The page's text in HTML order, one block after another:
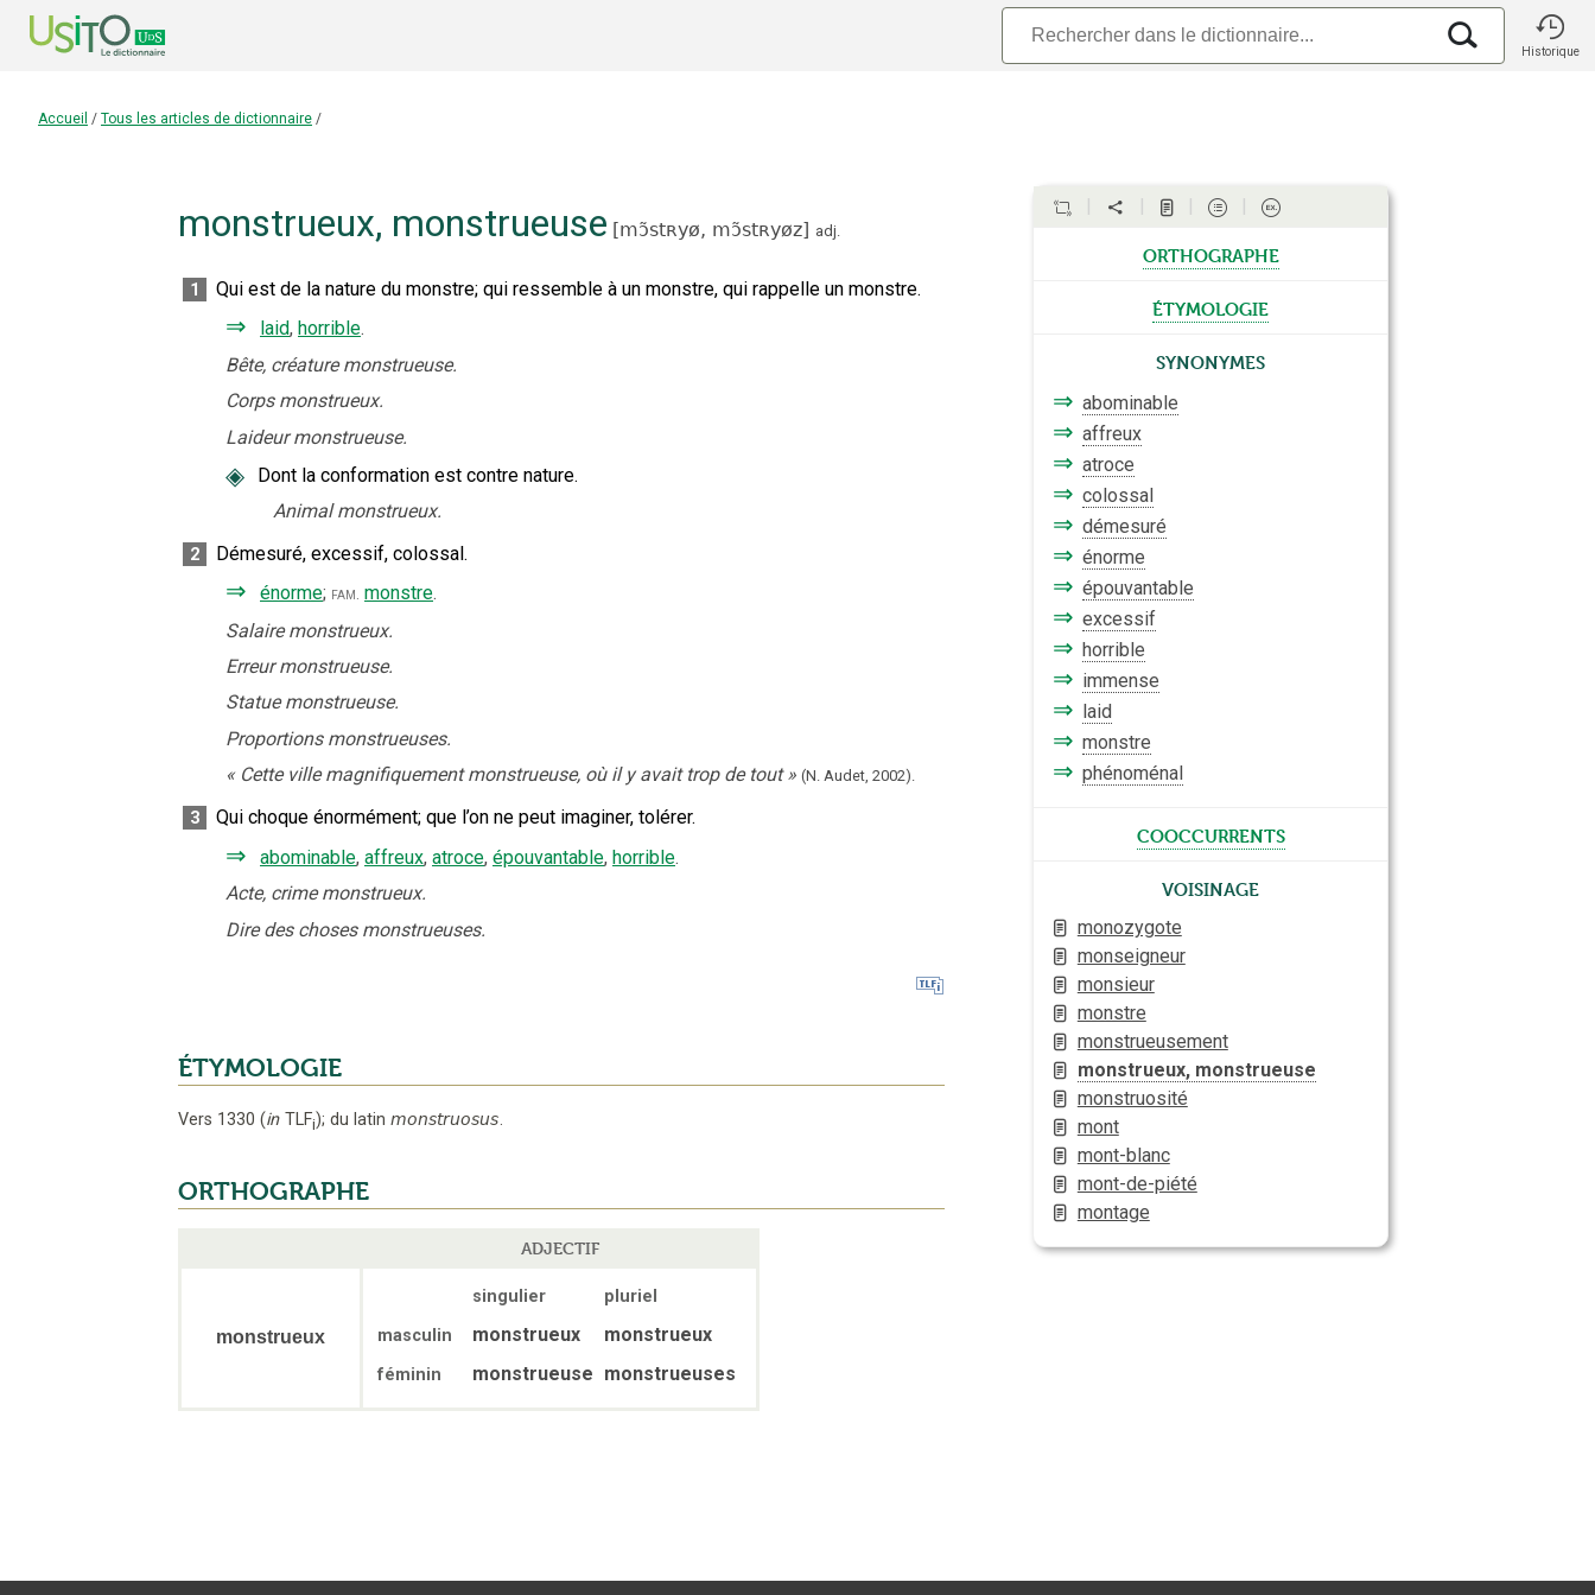
Historique
Accueil / Tous les articles de dictionnaire /
monstrueux, monstrueuse [mɔ̃stʀyø, mɔ̃stʀyøz] adj.
1 Qui est de la nature du monstre; qui ressemble à un monstre, qui rappelle un monstre.
⇒ laid, horrible.
Bête, créature monstrueuse.
Corps monstrueux.
Laideur monstrueuse.
◈
Dont la conformation est contre nature.
Animal monstrueux.
2 Démesuré, excessif, colossal.
⇒ énorme; fam. monstre.
Salaire monstrueux.
Erreur monstrueuse.
Statue monstrueuse.
Proportions monstrueuses.
« Cette ville magnifiquement monstrueuse, où il y avait trop de tout » (N. Audet, 2002).
3 Qui choque énormément; que l’on ne peut imaginer, tolérer.
⇒ abominable, affreux, atroce, épouvantable, horrible.
Acte, crime monstrueux.
Dire des choses monstrueuses.
ÉTYMOLOGIE
Vers 1330 (in TLFi); du latin monstruosus.
ORTHOGRAPHE
ADJECTIF
monstrueux
singulier
pluriel
masculin
monstrueux monstrueux
féminin monstrueuse monstrueuses
orthographe
étymologie
Synonymes
⇒ abominable
⇒ affreux
⇒ atroce
⇒ colossal
⇒ démesuré
⇒ énorme
⇒ épouvantable
⇒ excessif
⇒ horrible
⇒ immense
⇒ laid
⇒ monstre
⇒ phénoménal
cooccurrents
Voisinage
monozygote
monseigneur
monsieur
monstre
monstrueusement
monstrueux, monstrueuse
monstruosité
mont
mont-blanc
mont-de-piété
montage